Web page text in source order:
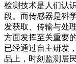
检测技术是人们认
段。而传感器是科
发获取、传输与处
方面发挥至关重要
已经通过自主研发
品上，时刻监测居